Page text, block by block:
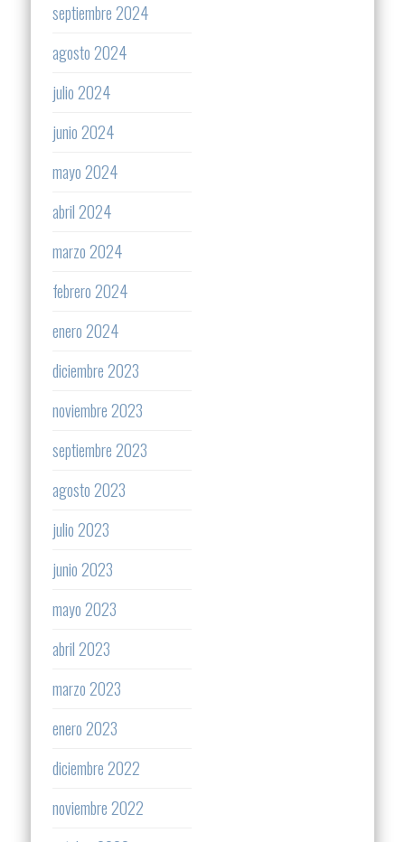
septiembre 2024
agosto 2024
julio 2024
junio 2024
mayo 2024
abril 2024
marzo 2024
febrero 2024
enero 2024
diciembre 2023
noviembre 2023
septiembre 2023
agosto 2023
julio 2023
junio 2023
mayo 2023
abril 2023
marzo 2023
enero 2023
diciembre 2022
noviembre 2022